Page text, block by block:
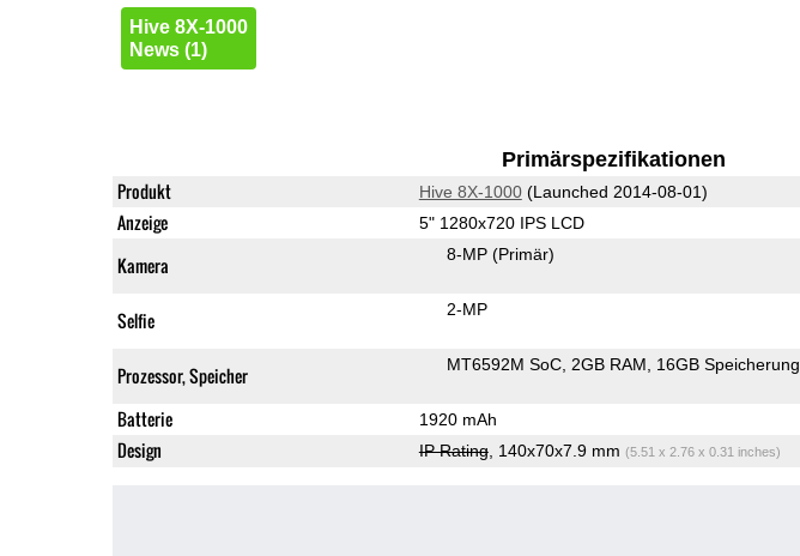
Hive 8X-1000
News (1)
Primärspezifikationen
Produkt Hive 8X-1000(Launched 2014-08-01)
Anzeige 5" 1280x720 IPS LCD
Kamera 8-MP (Primär)
Selfie 2-MP
Prozessor, Speicher MT6592M SoC 2GB RAM 16GB Speicherung
Batterie 1920 mAh
Design IP Rating, 140x70x7.9 mm (5.51 x 2.76 x 0.31 inches)